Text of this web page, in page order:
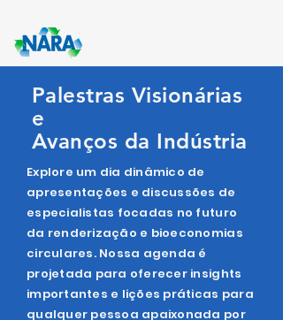
Palestras Visionárias
e
Avanços da Indústria
Explore um dia dinâmico de
apresentações e discussões de
especialistas focadas no futuro
da renderização e bioeconomias
circulares. Nossa agenda é
projetada para oferecer insights
importantes e lições práticas para
qualquer pessoa apaixonada por